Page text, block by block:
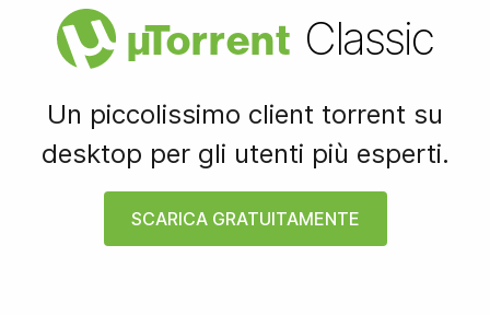
µTorrent Classic
Un piccolissimo client torrent su
desktop per gli utenti più esperti.
SCARICA GRATUITAMENTE